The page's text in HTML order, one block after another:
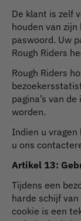
De klant is zelf
houden van zijn
paswoord. Uw
Rough Riders
Rough Riders
pagina’s van
worden.
Indien u
u ons
Artikel 13:
Tijdens een
harde schijf
cookie is een